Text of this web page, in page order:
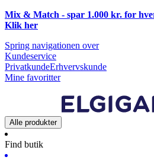
Mix & Match - spar 1.000 kr. for
Klik her
Spring navigationen over
Kundeservice
PrivatkundeErhvervskunde
Mine favoritter
Alle produkter
Find butik